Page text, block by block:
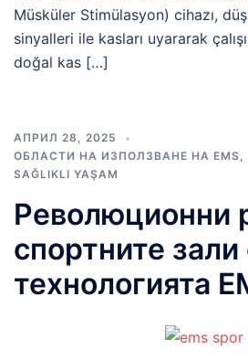
Müsküler Stimülasyon) cihazı,
sinyalleri ile kasları uyararak
doğal kas […]
АПРИЛ 28, 2025
ОБЛАСТИ НА ИЗПОЛЗВАНЕ НА EMS,
SAĞLIKLI YAŞAM
Революционни
спортните зали
технологията